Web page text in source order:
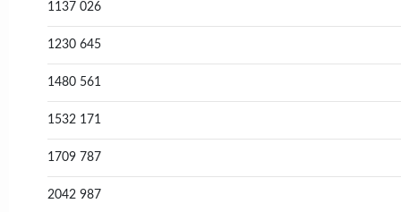
1137 026
1230 645
1480 561
1532 171
1709 787
2042 987